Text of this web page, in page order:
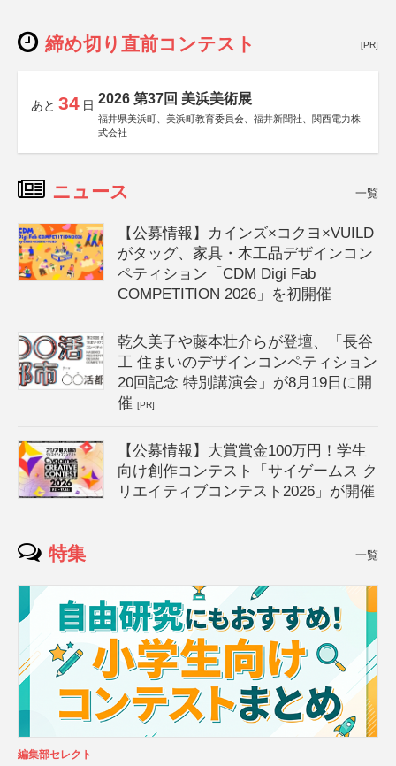
締め切り直前コンテスト [PR]
あと 34 日 2026 第37回 美浜美術展
福井県美浜町、美浜町教育委員会、福井新聞社、関西電力株
式会社
ニュース 一覧
【公募情報】カインズ×コクヨ×VUILD
がタッグ、家具・木工品デザインコン
ペティション「CDM Digi Fab
COMPETITION 2026」を初開催
乾久美子や藤本壮介らが登壇、「長谷
工 住まいのデザインコンペティション
20回記念 特別講演会」が8月19日に開
催[PR]
【公募情報】大賞賞金100万円！学生
向け創作コンテスト「サイゲームス ク
リエイティブコンテスト2026」が開催
特集 一覧
編集部セレクト